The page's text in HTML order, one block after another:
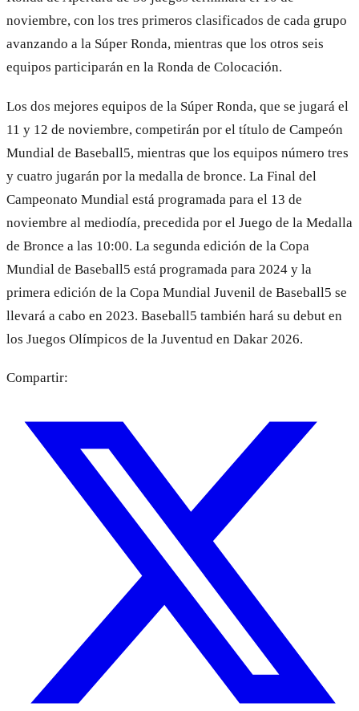
noviembre, con los tres primeros clasificados de cada grupo
avanzando a la Súper Ronda, mientras que los otros seis
equipos participarán en la Ronda de Colocación.
Los dos mejores equipos de la Súper Ronda, que se jugará el
11 y 12 de noviembre, competirán por el título de Campeón
Mundial de Baseball5, mientras que los equipos número tres
y cuatro jugarán por la medalla de bronce. La Final del
Campeonato Mundial está programada para el 13 de
noviembre al mediodía, precedida por el Juego de la Medalla
de Bronce a las 10:00. La segunda edición de la Copa
Mundial de Baseball5 está programada para 2024 y la
primera edición de la Copa Mundial Juvenil de Baseball5 se
llevará a cabo en 2023. Baseball5 también hará su debut en
los Juegos Olímpicos de la Juventud en Dakar 2026.
Compartir: